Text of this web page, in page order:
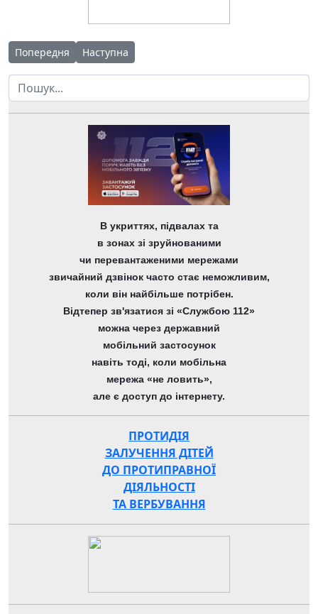
Попередня стаття: Дистанційна наукова школа ліцею (ДНШ)
Попередня Наступна стаття: Триває ініціатива "Ліцей у
Наступна
Пошук
В укриттях, підвалах та
в зонах зі зруйнованими
чи перевантаженими мережами
звичайний дзвінок часто стає неможливим,
коли він найбільше потрібен.
Відтепер зв'язатися зі «Службою 112»
можна через державний
мобільний застосунок
навіть тоді, коли мобільна
мережа «не ловить»,
але є доступ до інтернету.
ПРОТИДІЯ
ЗАЛУЧЕННЯ ДІТЕЙ
ДО ПРОТИПРАВНОЇ
ДІЯЛЬНОСТІ
ТА ВЕРБУВАННЯ